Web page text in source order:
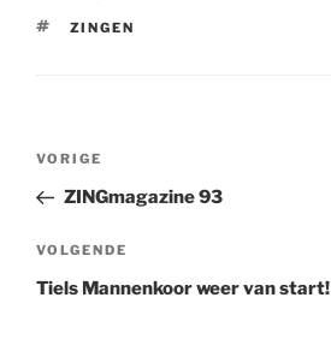
TAGS
ZINGEN
Bericht
Vorig
bericht
VORIGE
ZINGmagazine 93
Volgend
bericht
VOLGENDE
Tiels Mannenkoor weer van start!